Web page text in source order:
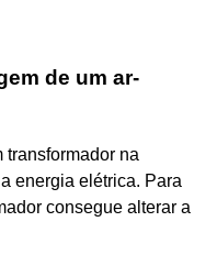
de um ar-
transformador na
energia elétrica. Para
consegue alterar a